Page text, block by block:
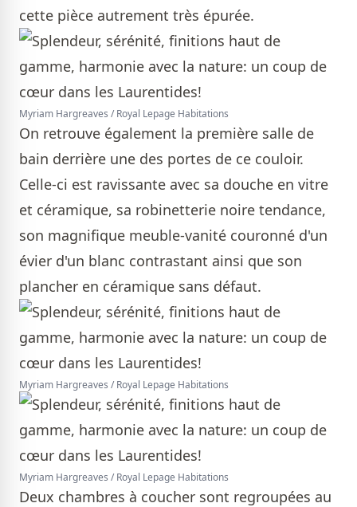
cette pièce autrement très épurée.
Myriam Hargreaves / Royal Lepage Habitations
On retrouve également la première salle de
bain derrière une des portes de ce couloir.
Celle-ci est ravissante avec sa douche en vitre
et céramique, sa robinetterie noire tendance,
son magnifique meuble-vanité couronné d'un
évier d'un blanc contrastant ainsi que son
plancher en céramique sans défaut.
Myriam Hargreaves / Royal Lepage Habitations
Myriam Hargreaves / Royal Lepage Habitations
Deux chambres à coucher sont regroupées au